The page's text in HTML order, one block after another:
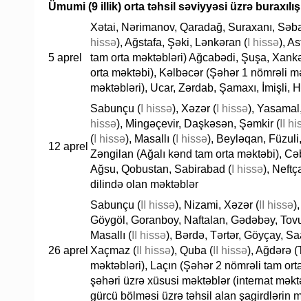
Ümumi (9 illik) orta təhsil səviyyəsi üzrə
5 aprel
Xətai, Nərimanov, Qaradağ, Suraxanı,
hissə), Ağstafa, Şəki, Lənkəran ( I hissə),
tam orta məktəbləri) Ağcabədi, Şuşa,
orta məktəbi), Kəlbəcər (Şəhər 1 nömrəli
məktəbləri), Ucar, Zərdab, Şamaxı, İmişli,
12 aprel
Sabunçu ( I hissə), Xəzər ( I hissə),
hissə), Mingəçevir, Daşkəsən, Şəmkir ( II
( I hissə), Masallı ( I hissə), Beyləqan,
Zəngilan (Ağalı kənd tam orta məktəbi),
Ağsu, Qobustan, Sabirabad ( I hissə),
dilində olan məktəblər
26 aprel
Sabunçu ( II hissə), Nizami, Xəzər ( II hissə
Göygöl, Goranboy, Naftalan, Gədəbəy,
Masallı ( II hissə), Bərdə, Tərtər, Göyçay,
Xaçmaz ( II hissə), Quba ( II hissə), Ağdərə
məktəbləri), Laçın (Şəhər 2 nömrəli tam
şəhəri üzrə xüsusi məktəblər (internat
gürcü bölməsi üzrə təhsil alan şagirdlərin